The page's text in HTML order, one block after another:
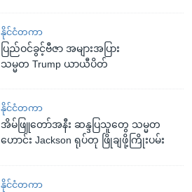
နိုင်ငံတကာ
ပြည်ဝင်ခွင့်ဗီဇာ အများအပြား
သမ္မတ Trump ယာယီပိတ်
နိုင်ငံတကာ
အိမ်ဖြူတော်အနီး ဆန္ဒပြသူတွေ သမ္မတ
ဟောင်း Jackson ရုပ်တု ဖြိုချဖို့ကြိုးပမ်း
နိုင်ငံတကာ